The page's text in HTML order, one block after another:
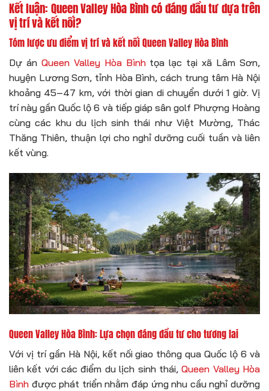
Kết luận: Queen Valley Hòa Bình có đáng đầu tư dựa trên
vị trí và kết nối?
Tóm lược ưu điểm vị trí và kết nối Queen Valley Hòa Bình
Dự án Queen Valley Hòa Bìnhtọa lạc tại xã Lâm Sơn,
huyện Lương Sơn, tỉnh Hòa Bình, cách trung tâm Hà Nội
khoảng 45–47 km, với thời gian di chuyển dưới 1 giờ. Vị
trí này gần Quốc lộ 6 và tiếp giáp sân golf Phượng Hoàng
cùng các khu du lịch sinh thái như Việt Mường, Thác
Thăng Thiên, thuận lợi cho nghỉ dưỡng cuối tuần và liên
kết vùng.
Queen Valley Hòa Bình: Lựa chọn đáng đầu tư cho tương lai
Với vị trí gần Hà Nội, kết nối giao thông qua Quốc lộ 6 và
liên kết với các điểm du lịch sinh thái,Queen Valley Hòa
Bình được phát triển nhằm đáp ứng nhu cầu nghỉ dưỡng